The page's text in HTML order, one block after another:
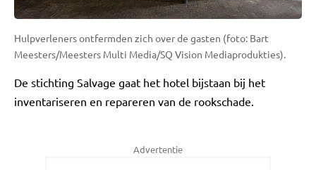
Hulpverleners ontfermden zich over de gasten (foto: Bart
Meesters/Meesters Multi Media/SQ Vision Mediaprodukties).
De stichting Salvage gaat het hotel bijstaan bij het
inventariseren en repareren van de rookschade.
Advertentie